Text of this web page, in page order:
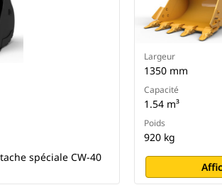
spéciale CW-40
Largeur
1350 mm
Capacité
1.54 m³
Poids
920 kg